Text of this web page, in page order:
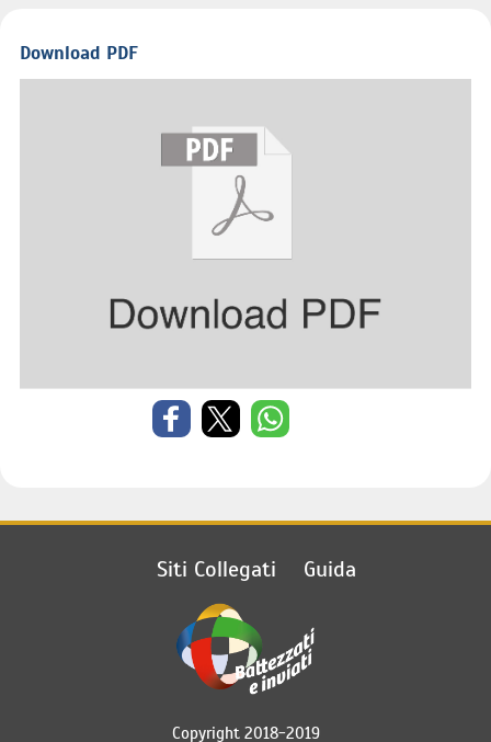
Download PDF
Siti Collegati Guida
Copyright 2018-2019